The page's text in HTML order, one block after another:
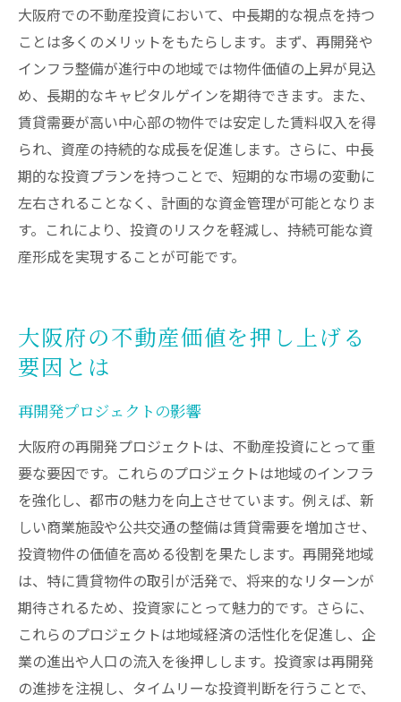
大阪府での不動産投資において、中長期的な視点を持つ
ことは多くのメリットをもたらします。まず、再開発や
インフラ整備が進行中の地域では物件価値の上昇が見込
め、長期的なキャピタルゲインを期待できます。また、
賃貸需要が高い中心部の物件では安定した賃料収入を得
られ、資産の持続的な成長を促進します。さらに、中長
期的な投資プランを持つことで、短期的な市場の変動に
左右されることなく、計画的な資金管理が可能となりま
す。これにより、投資のリスクを軽減し、持続可能な資
産形成を実現することが可能です。
大阪府の不動産価値を押し上げる
要因とは
再開発プロジェクトの影響
大阪府の再開発プロジェクトは、不動産投資にとって重
要な要因です。これらのプロジェクトは地域のインフラ
を強化し、都市の魅力を向上させています。例えば、新
しい商業施設や公共交通の整備は賃貸需要を増加させ、
投資物件の価値を高める役割を果たします。再開発地域
は、特に賃貸物件の取引が活発で、将来的なリターンが
期待されるため、投資家にとって魅力的です。さらに、
これらのプロジェクトは地域経済の活性化を促進し、企
業の進出や人口の流入を後押しします。投資家は再開発
の進捗を注視し、タイムリーな投資判断を行うことで、